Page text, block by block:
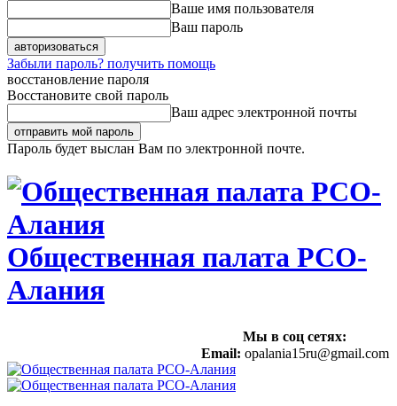
Ваше имя пользователя
Ваш пароль
Забыли пароль? получить помощь
восстановление пароля
Восстановите свой пароль
Ваш адрес электронной почты
Пароль будет выслан Вам по электронной почте.
Общественная палата РСО-
Алания
Мы в соц сетях:
Email: opalania15ru@gmail.com